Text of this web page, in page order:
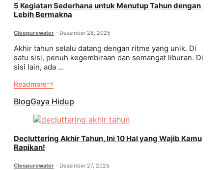
5 Kegiatan Sederhana untuk Menutup Tahun dengan
Lebih Bermakna
Cleopurewater Desember 28, 2025
Akhir tahun selalu datang dengan ritme yang unik. Di
satu sisi, penuh kegembiraan dan semangat liburan. Di
sisi lain, ada ...
Readmore
BlogGaya Hidup
Decluttering Akhir Tahun, Ini 10 Hal yang Wajib Kamu
Rapikan!
Cleopurewater Desember 27, 2025